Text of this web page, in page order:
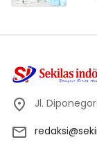
Jl.